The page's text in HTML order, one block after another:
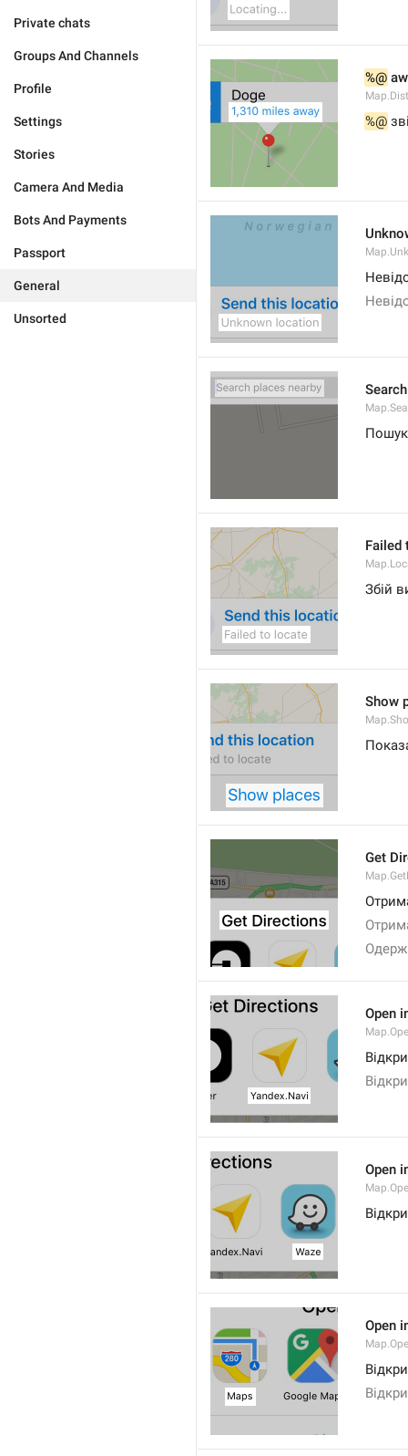
Private chats
Groups And Channels
Profile
Settings
Stories
Camera And Media
Bots And Payments
Passport
General
Unsorted
%@
%@
Failed
Збій
Show
Get
Open
Open
Open